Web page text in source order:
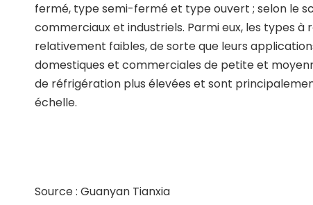
fermé, type semi-fermé et type ouvert ; selon le
commerciaux et industriels. Parmi eux, les types
relativement faibles, de sorte que leurs
domestiques et commerciales de petite et
de réfrigération plus élevées et sont
échelle.
Source : Guanyan Tianxia